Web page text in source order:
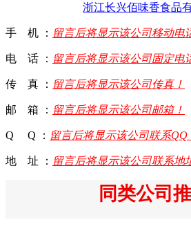
浙江长兴佰味香食品
手 机 ： 留言后将显示该公司移动电
电 话 ： 留言后将显示该公司固定电
传 真 ： 留言后将显示该公司传真！
邮 箱 ： 留言后将显示该公司邮箱！
Q Q ： 留言后将显示该公司联系QQ
地 址 ： 留言后将显示该公司联系地
同类公司